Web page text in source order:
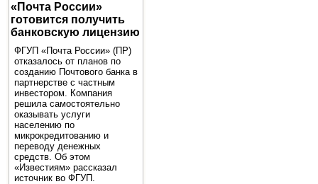
«Почта России»
готовится получить
банковскую лицензию
ФГУП «Почта России» (ПР)
отказалось от планов по
созданию Почтового банка в
партнерстве с частным
инвестором. Компания
решила самостоятельно
оказывать услуги
населению по
микрокредитованию и
переводу денежных
средств. Об этом
«Известиям» рассказал
источник во ФГУП.